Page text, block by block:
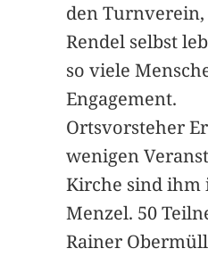
den Turnverein,
Rendel selbst
so viele
Engagement.
Ortsvorsteher
wenigen
Kirche sind ihm
Menzel. 50
Rainer